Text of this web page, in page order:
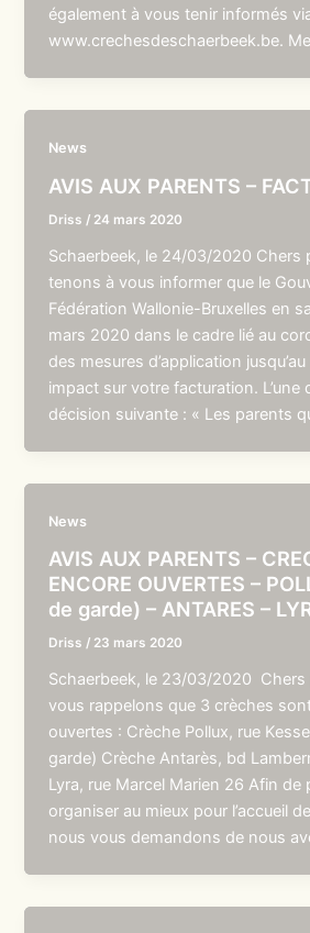
également à vous tenir informés
www.crechesdeschaerbeek.be.
News
AVIS AUX PARENTS –
Driss / 24 mars 2020
Schaerbeek, le 24/03/2020 Chers
tenons à vous informer que le
Fédération Wallonie-Bruxelles en
mars 2020 dans le cadre lié au
des mesures d’application
impact sur votre facturation. L’une
décision suivante : « Les parents
News
AVIS AUX PARENTS –
ENCORE OUVERTES –
de garde) – ANTARES –
Driss / 23 mars 2020
Schaerbeek, le 23/03/2020 Chers
vous rappelons que 3 crèches
ouvertes : Crèche Pollux, rue
garde) Crèche Antarès, bd
Lyra, rue Marcel Marien 26 Afin de
organiser au mieux pour l’accueil
nous vous demandons de nous